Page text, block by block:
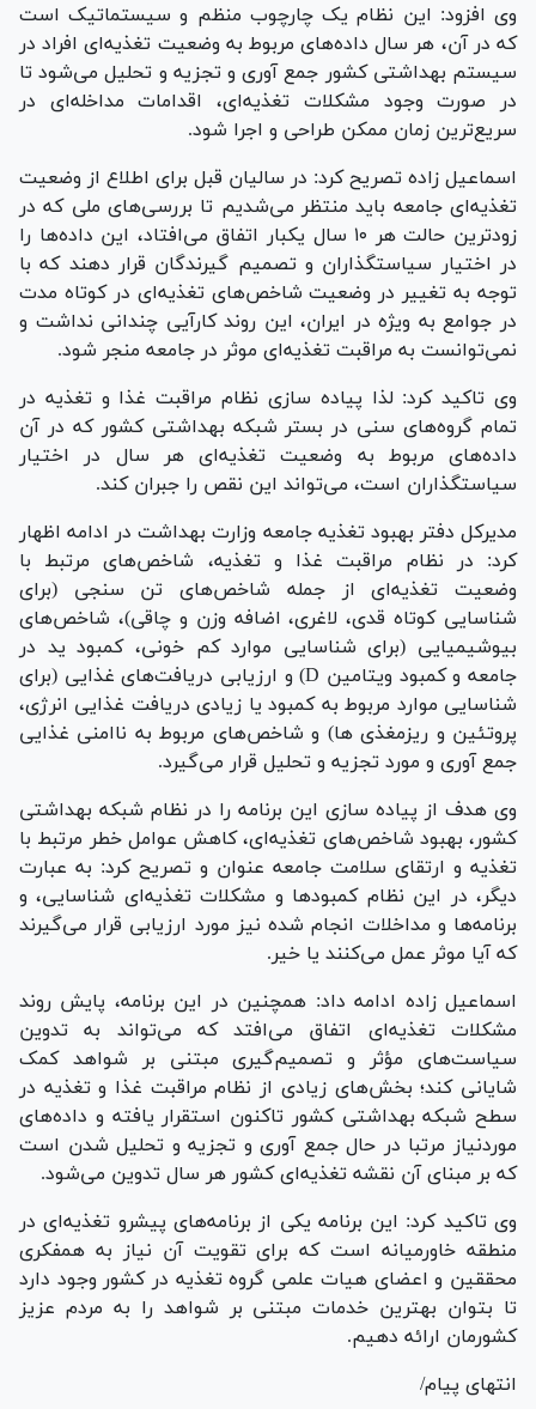
وی افزود: این نظام یک چارچوب منظم و سیستماتیک است
که در آن، هر سال داده‌های مربوط به وضعیت تغذیه‌ای افراد در
سیستم بهداشتی کشور جمع آوری و تجزیه و تحلیل می‌شود تا
در صورت وجود مشکلات تغذیه‌ای، اقدامات مداخله‌ای در
سریع‌ترین زمان ممکن طراحی و اجرا شود.
اسماعیل زاده تصریح کرد: در سالیان قبل برای اطلاع از وضعیت
تغذیه‌ای جامعه باید منتظر می‌شدیم تا بررسی‌های ملی که در
زودترین حالت هر ۱۰ سال یکبار اتفاق می‌افتاد، این داده‌ها را
در اختیار سیاستگذاران و تصمیم گیرندگان قرار دهند که با
توجه به تغییر در وضعیت شاخص‌های تغذیه‌ای در کوتاه مدت
در جوامع به ویژه در ایران، این روند کارآیی چندانی نداشت و
نمی‌توانست به مراقبت تغذیه‌ای موثر در جامعه منجر شود.
وی تاکید کرد: لذا پیاده سازی نظام مراقبت غذا و تغذیه در
تمام گروه‌های سنی در بستر شبکه بهداشتی کشور که در آن
داده‌های مربوط به وضعیت تغذیه‌ای هر سال در اختیار
سیاستگذاران است، می‌تواند این نقص را جبران کند.
مدیرکل دفتر بهبود تغذیه جامعه وزارت بهداشت در ادامه اظهار
کرد: در نظام مراقبت غذا و تغذیه، شاخص‌های مرتبط با
وضعیت تغذیه‌ای از جمله شاخص‌های تن سنجی (برای
شناسایی کوتاه قدی، لاغری، اضافه وزن و چاقی)، شاخص‌های
بیوشیمیایی (برای شناسایی موارد کم خونی، کمبود ید در
جامعه و کمبود ویتامین D) و ارزیابی دریافت‌های غذایی (برای
شناسایی موارد مربوط به کمبود یا زیادی دریافت غذایی انرژی،
پروتئین و ریزمغذی ها) و شاخص‌های مربوط به ناامنی غذایی
جمع آوری و مورد تجزیه و تحلیل قرار می‌گیرد.
وی هدف از پیاده سازی این برنامه را در نظام شبکه بهداشتی
کشور، بهبود شاخص‌های تغذیه‌ای، کاهش عوامل خطر مرتبط با
تغذیه و ارتقای سلامت جامعه عنوان و تصریح کرد: به عبارت
دیگر، در این نظام کمبود‌ها و مشکلات تغذیه‌ای شناسایی، و
برنامه‌ها و مداخلات انجام شده نیز مورد ارزیابی قرار می‌گیرند
که آیا موثر عمل می‌کنند یا خیر.
اسماعیل زاده ادامه داد: همچنین در این برنامه، پایش روند
مشکلات تغذیه‌ای اتفاق می‌افتد که می‌تواند به تدوین
سیاست‌های مؤثر و تصمیم‌گیری مبتنی بر شواهد کمک
شایانی کند؛ بخش‌های زیادی از نظام مراقبت غذا و تغذیه در
سطح شبکه بهداشتی کشور تاکنون استقرار یافته و داده‌های
موردنیاز مرتبا در حال جمع آوری و تجزیه و تحلیل شدن است
که بر مبنای آن نقشه تغذیه‌ای کشور هر سال تدوین می‌شود.
وی تاکید کرد: این برنامه یکی از برنامه‌های پیشرو تغذیه‌ای در
منطقه خاورمیانه است که برای تقویت آن نیاز به همفکری
محققین و اعضای هیات علمی گروه تغذیه در کشور وجود دارد
تا بتوان بهترین خدمات مبتنی بر شواهد را به مردم عزیز
کشورمان ارائه دهیم.
انتهای پیام/